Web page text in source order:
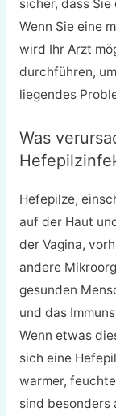
sicher, dass
Wenn Sie eine
wird Ihr Arzt
durchführen,
liegendes
Was
Hefepilze,
auf der Haut
der Vagina,
andere
gesunden
und das
Wenn etwas
sich eine
warmer,
sind besonders